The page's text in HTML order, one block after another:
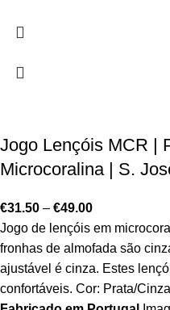
Jogo Lençóis MCR |
Microcoralina | S.
€31.50 – €49.00
Jogo de lençóis em
fronhas de almofada são
ajustável é cinza. Estes
confortáveis. Cor: Prata/